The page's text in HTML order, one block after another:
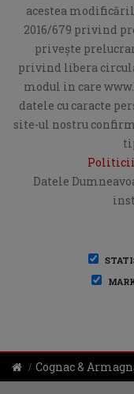
acestea
2016/679 privind
privește
privind libera
modul in care
datele cu caracte
site-ul nostru
Politicii
Datele
Cognac &